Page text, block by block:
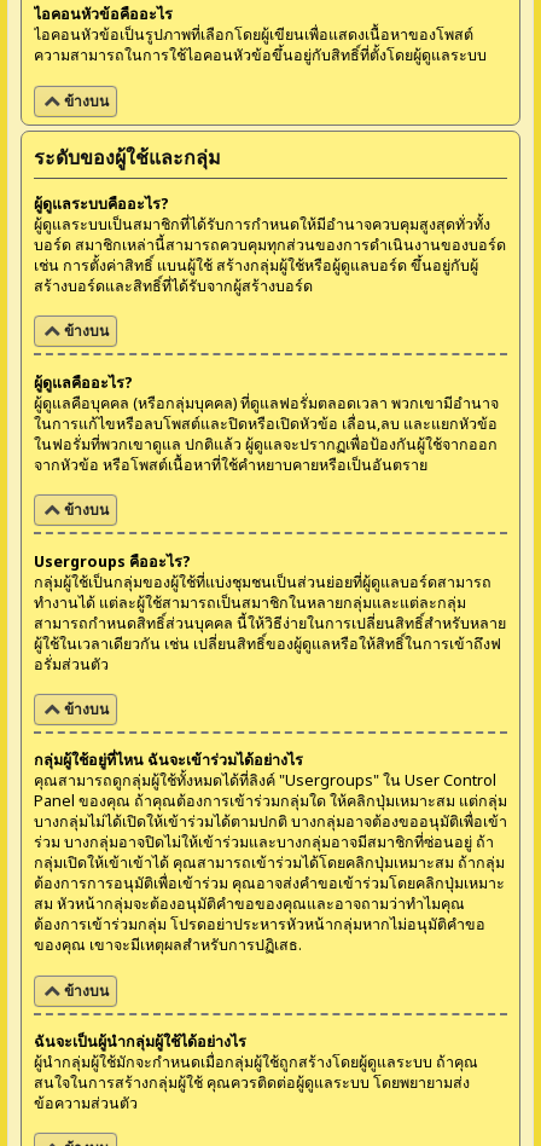
ไอคอนหัวข้อคืออะไร
ไอคอนหัวข้อเป็นรูปภาพที่เลือกโดยผู้เขียนเพื่อแสดงเนื้อหาของโพสต์
ความสามารถในการใช้ไอคอนหัวข้อขึ้นอยู่กับสิทธิ์ที่ตั้งโดยผู้ดูแลระบบ
ข้างบน
ระดับของผู้ใช้และกลุ่ม
ผู้ดูแลระบบคืออะไร?
ผู้ดูแลระบบเป็นสมาชิกที่ได้รับการกำหนดให้มีอำนาจควบคุมสูงสุดทั่วทั้ง
บอร์ด สมาชิกเหล่านี้สามารถควบคุมทุกส่วนของการดำเนินงานของบอร์ด
เช่น การตั้งค่าสิทธิ์ แบนผู้ใช้ สร้างกลุ่มผู้ใช้หรือผู้ดูแลบอร์ด ขึ้นอยู่กับผู้
สร้างบอร์ดและสิทธิ์ที่ได้รับจากผู้สร้างบอร์ด
ข้างบน
ผู้ดูแลคืออะไร?
ผู้ดูแลคือบุคคล (หรือกลุ่มบุคคล) ที่ดูแลฟอรั่มตลอดเวลา พวกเขามีอำนาจ
ในการแก้ไขหรือลบโพสต์และปิดหรือเปิดหัวข้อ เลื่อน,ลบ และแยกหัวข้อ
ในฟอรั่มที่พวกเขาดูแล ปกติแล้ว ผู้ดูแลจะปรากฏเพื่อป้องกันผู้ใช้จากออก
จากหัวข้อ หรือโพสต์เนื้อหาที่ใช้คำหยาบคายหรือเป็นอันตราย
ข้างบน
Usergroups คืออะไร?
กลุ่มผู้ใช้เป็นกลุ่มของผู้ใช้ที่แบ่งชุมชนเป็นส่วนย่อยที่ผู้ดูแลบอร์ดสามารถ
ทำงานได้ แต่ละผู้ใช้สามารถเป็นสมาชิกในหลายกลุ่มและแต่ละกลุ่ม
สามารถกำหนดสิทธิ์ส่วนบุคคล นี้ให้วิธีง่ายในการเปลี่ยนสิทธิ์สำหรับหลาย
ผู้ใช้ในเวลาเดียวกัน เช่น เปลี่ยนสิทธิ์ของผู้ดูแลหรือให้สิทธิ์ในการเข้าถึงฟ
อรั่มส่วนตัว
ข้างบน
กลุ่มผู้ใช้อยู่ที่ไหน ฉันจะเข้าร่วมได้อย่างไร
คุณสามารถดูกลุ่มผู้ใช้ทั้งหมดได้ที่ลิงค์ "Usergroups" ใน User Control
Panel ของคุณ ถ้าคุณต้องการเข้าร่วมกลุ่มใด ให้คลิกปุ่มเหมาะสม แต่กลุ่ม
บางกลุ่มไม่ได้เปิดให้เข้าร่วมได้ตามปกติ บางกลุ่มอาจต้องขออนุมัติเพื่อเข้า
ร่วม บางกลุ่มอาจปิดไม่ให้เข้าร่วมและบางกลุ่มอาจมีสมาชิกที่ซ่อนอยู่ ถ้า
กลุ่มเปิดให้เข้าเข้าได้ คุณสามารถเข้าร่วมได้โดยคลิกปุ่มเหมาะสม ถ้ากลุ่ม
ต้องการการอนุมัติเพื่อเข้าร่วม คุณอาจส่งคำขอเข้าร่วมโดยคลิกปุ่มเหมาะ
สม หัวหน้ากลุ่มจะต้องอนุมัติคำขอของคุณและอาจถามว่าทำไมคุณ
ต้องการเข้าร่วมกลุ่ม โปรดอย่าประหารหัวหน้ากลุ่มหากไม่อนุมัติคำขอ
ของคุณ เขาจะมีเหตุผลสำหรับการปฏิเสธ.
ข้างบน
ฉันจะเป็นผู้นำกลุ่มผู้ใช้ได้อย่างไร
ผู้นำกลุ่มผู้ใช้มักจะกำหนดเมื่อกลุ่มผู้ใช้ถูกสร้างโดยผู้ดูแลระบบ ถ้าคุณ
สนใจในการสร้างกลุ่มผู้ใช้ คุณควรติดต่อผู้ดูแลระบบ โดยพยายามส่ง
ข้อความส่วนตัว